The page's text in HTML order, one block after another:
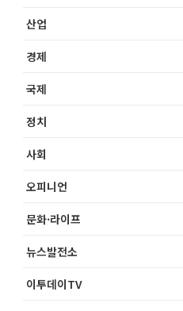
산업
경제
국제
정치
사회
오피니언
문화·라이프
뉴스발전소
이투데이TV